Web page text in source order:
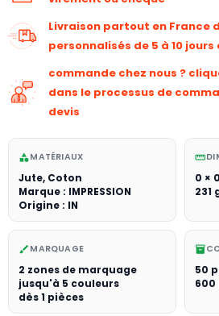
Livraison partout en France
personnalisés de 5 à 10
commande chez nous ?
dans le processus de
devis
categoryMATÉRIAUX
Jute, Coton
Marque : IMPRESSION
Origine : IN
straighten
0 ×
231
brush MARQUAGE
2 zones de marquage
jusqu'à 5 couleurs
dès 1 pièces
inventory_2
50
600